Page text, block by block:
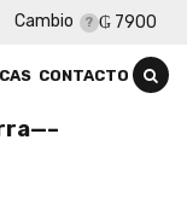
Cambio ₲ 7900
CONTACTO